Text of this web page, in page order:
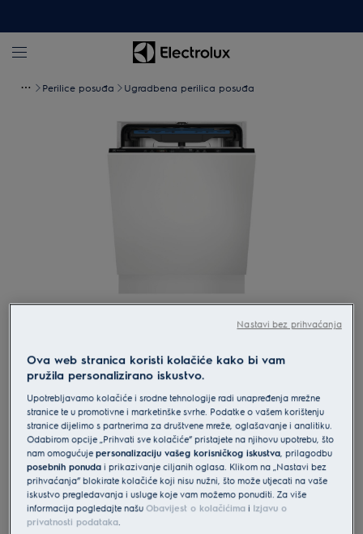
Perilice posuđa Ugradbena perilica posuđa
EES48200L
Electrolux 600 perilica posuđa
(integrirana) s AirDry tehnologijom
4.8 (852)
Informacijski list proizvoda
Sigurnosne upute i sigurnosna upozorenja prema EU
Ova web stranica koristi kolačiće kako bi vam
pružila personalizirano iskustvo.
Upotrebljavamo kolačiće i srodne tehnologije radi unapređenja mrežne
stranice te u promotivne i marketinške svrhe. Podatke o vašem korištenju
stranice dijelimo s partnerima za društvene mreže, oglašavanje i analitiku.
Odabirom opcije „Prihvati sve kolačiće” pristajete na njihovu upotrebu, što
nam omogućujepersonalizaciju vašeg korisničkog iskustva, prilagodbu
posebnih ponuda i prikazivanje ciljanih oglasa. Klikom na „Nastavi bez
prihvaćanja” blokirate kolačiće koji nisu nužni, što može utjecati na vaše
iskustvo pregledavanja i usluge koje vam možemo ponuditi. Za više
informacija pogledajte našuObavijest o kolačićima i Izjavu o
privatnosti podataka.
Nastavi bez prihvaćanja